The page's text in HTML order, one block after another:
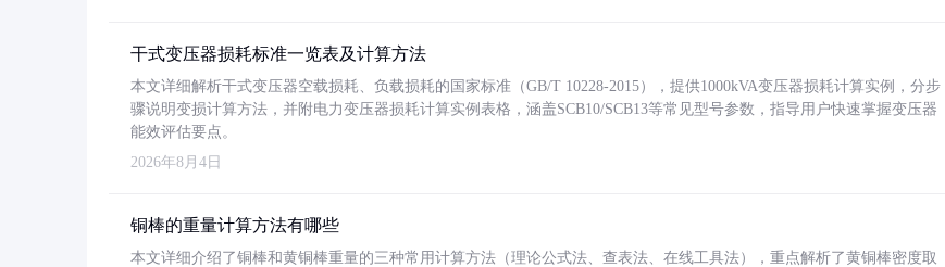
干式变压器损耗标准一览表及计算方法
本文详细解析干式变压器空载损耗、负载损耗的国家标准（GB/T 10228-2015），提供1000kVA变压器损耗计算实例，分步
骤说明变损计算方法，并附电力变压器损耗计算实例表格，涵盖SCB10/SCB13等常见型号参数，指导用户快速掌握变压器
能效评估要点。
2026年8月4日
铜棒的重量计算方法有哪些
本文详细介绍了铜棒和黄铜棒重量的三种常用计算方法（理论公式法、查表法、在线工具法），重点解析了黄铜棒密度取